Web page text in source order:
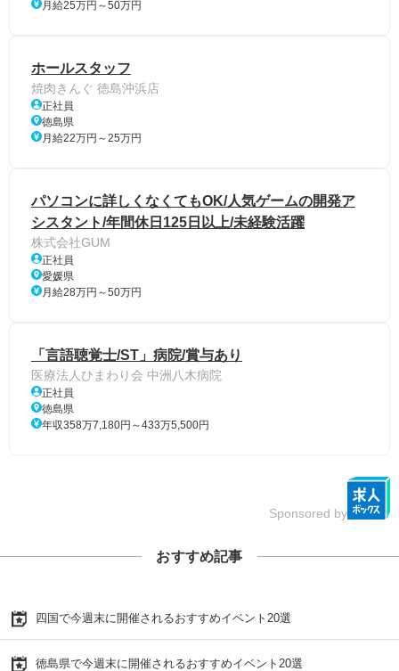
月給25万円～50万円
ホールスタッフ
焼肉きんぐ 徳島沖浜店
正社員
徳島県
月給22万円～25万円
パソコンに詳しくなくてもOK/人気ゲームの開発ア
シスタント/年間休日125日以上/未経験活躍
株式会社GUM
正社員
愛媛県
月給28万円～50万円
「言語聴覚士/ST」病院/賞与あり
医療法人ひまわり会 中洲八木病院
正社員
徳島県
年収358万7,180円～433万5,500円
Sponsored by
おすすめ記事
四国で今週末に開催されるおすすめイベント20選
徳島県で今週末に開催されるおすすめイベント20選